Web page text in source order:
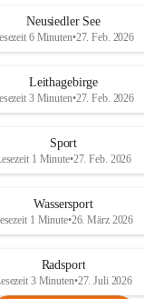
wirtschaftlichen
Nr. 18
r
S
Neusiedler See
6 Minuten•27. Feb. 2026
Leithagebirge
3 Minuten•27. Feb. 2026
Sport
1 Minute•27. Feb. 2026
Wassersport
1 Minute•26. März 2026
Radsport
3 Minuten•27. Juli 2026